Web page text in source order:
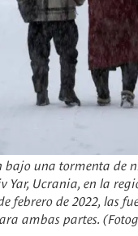
bajo una tormenta
Yar, Ucrania, en la
febrero de 2022, las
ambas partes.